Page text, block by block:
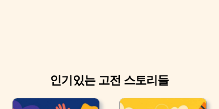
인기있는 고전 스토리들